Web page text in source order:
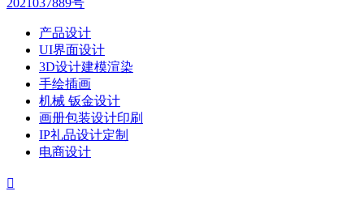
2021037889号
产品设计
UI界面设计
3D设计建模渲染
手绘插画
机械 钣金设计
画册包装设计印刷
IP礼品设计定制
电商设计
